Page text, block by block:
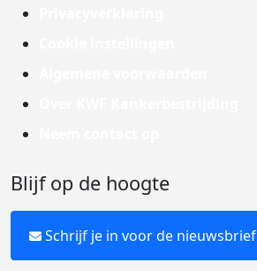
Blijf op de hoogte
Schrijf je in voor de nieuwsbrief